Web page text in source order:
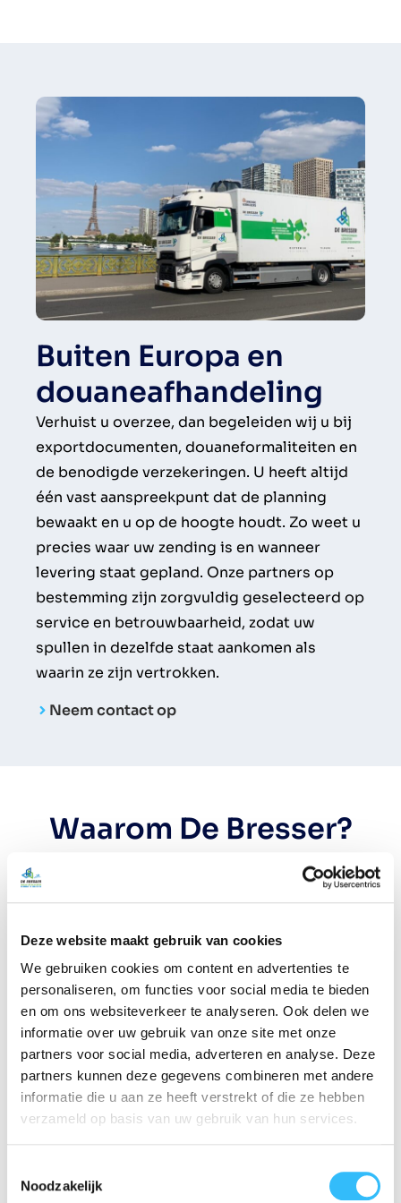
Deze website maakt gebruik van cookies
We gebruiken cookies om content en advertenties te
personaliseren, om functies voor social media te bieden
en om ons websiteverkeer te analyseren. Ook delen we
informatie over uw gebruik van onze site met onze
partners voor social media, adverteren en analyse. Deze
partners kunnen deze gegevens combineren met andere
informatie die u aan ze heeft verstrekt of die ze hebben
verzameld op basis van uw gebruik van hun services.
Noodzakelijk
Buiten Europa en
douaneafhandeling
Verhuist u overzee, dan begeleiden wij u bij
exportdocumenten, douaneformaliteiten en
de benodigde verzekeringen. U heeft altijd
één vast aanspreekpunt dat de planning
bewaakt en u op de hoogte houdt. Zo weet u
precies waar uw zending is en wanneer
levering staat gepland. Onze partners op
bestemming zijn zorgvuldig geselecteerd op
service en betrouwbaarheid, zodat uw
spullen in dezelfde staat aankomen als
waarin ze zijn vertrokken.
Neem contact op
Waarom De Bresser?
mensen en heldere afspraken vormen de
basis van ons werk. Wij leveren maatwerk bij
elke internationale verhuizing en stemmen
onze dienstverlening af op uw situatie. Of
het nu gaat om een compleet gezin, een
bedrijfsverhuizing of een enkele kast, u krijgt
de zekerheid van een strak georganiseerde
operatie met oog voor detail.